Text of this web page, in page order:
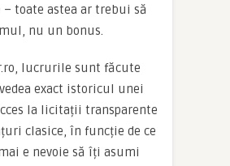
– toate astea ar trebui să
nu un bonus.
lucrurile sunt făcute
exact istoricul unei
la licitații transparente
clasice, în funcție de ce
e nevoie să îți asumi